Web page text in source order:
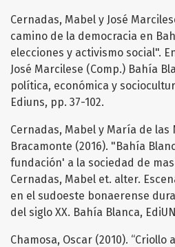
Cernadas, Mabel y José
camino de la democracia en
elecciones y activismo social".
José Marcilese (Comp.) Bahía
política, económica y
Ediuns, pp. 37-102.
Cernadas, Mabel y María de las
Bracamonte (2016). "Bahía
fundación' a la sociedad de
Cernadas, Mabel et. alter.
en el sudoeste bonaerense
del siglo XX. Bahía Blanca,
Chamosa, Oscar (2010).